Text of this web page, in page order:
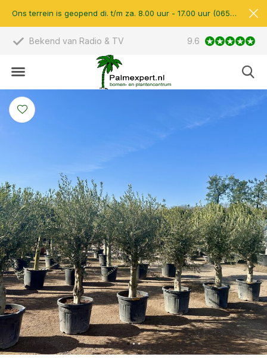
Scherpe prijzen & eigen import 14.000 m2
9.6
Ons terrein is geopend di. t/m za. 8.00 uur - 17.00 uur (0657510597)